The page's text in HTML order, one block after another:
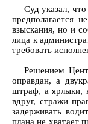
Суд указал,
предполагается
взыскания, но и
лица к
требовать
Решением
оправдан, а
штраф, а ярлыки,
вдруг, стражи
задерживать
плана не хватает